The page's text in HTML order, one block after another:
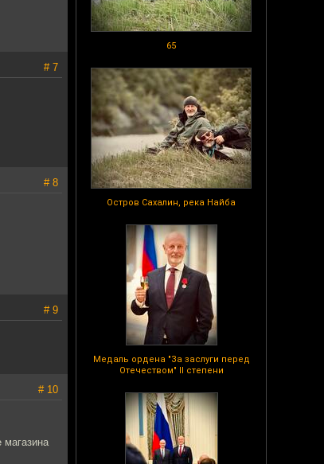
65
Остров Сахалин, река Найба
Медаль ордена "За заслуги перед
Отечеством" II степени
# 7
# 8
# 9
# 10